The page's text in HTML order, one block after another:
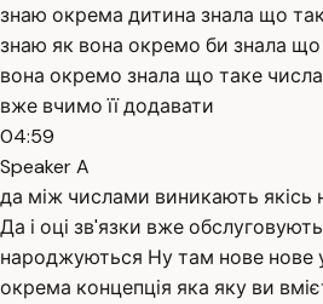
знаю окрема дитина знала що
знаю як вона окремо би знала
вона окремо знала що таке
вже вчимо її додавати
04:59
Speaker A
да між числами виникають якісь
Да і оці зв'язки вже
народжуються Ну там нове нове
окрема концепція яка яку ви